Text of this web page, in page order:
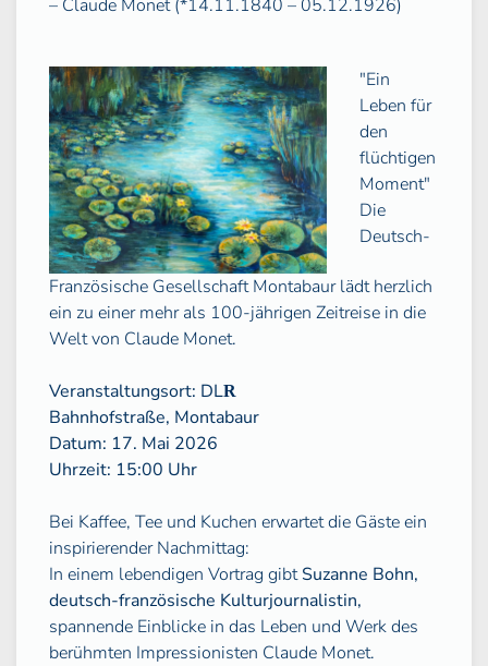
– Claude Monet(*14.11.1840 – 05.12.1926)
"Ein
Leben für
den
flüchtigen
Moment"
Die
Deutsch-
Französische Gesellschaft Montabaur lädt herzlich
ein zu einer mehr als 100-jährigen Zeitreise in die
Welt von Claude Monet.
Veranstaltungsort: DLR
Bahnhofstraße, Montabaur
Datum: 17. Mai 2026
Uhrzeit: 15:00 Uhr
Bei Kaffee, Tee und Kuchen erwartet die Gäste ein
inspirierender Nachmittag:
In einem lebendigen Vortrag gibtSuzanne Bohn,
deutsch-französische Kulturjournalistin,
spannende Einblicke in das Leben und Werk des
berühmten Impressionisten Claude Monet.